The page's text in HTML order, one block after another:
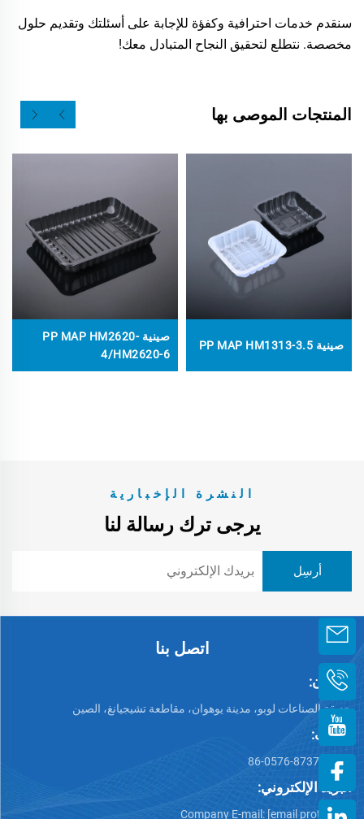
سنقدم خدمات احترافية وكفؤة للإجابة على أسئلتك وتقديم حلول
مخصصة. نتطلع لتحقيق النجاح المتبادل معك!
المنتجات الموصى بها
صينية PP MAP HM1313-3.5​
صينية PP MAP HM2620-
4/HM2620-6
النشرة الإخبارية
يرجى ترك رسالة لنا
اتصل بنا
العنوان:
حديقة الصناعات لوبو، مدينة يوهوان، مقاطعة تشيجيانغ، الصين
الهاتف:
البريد الإلكتروني:
Company E-mail: [email protected]